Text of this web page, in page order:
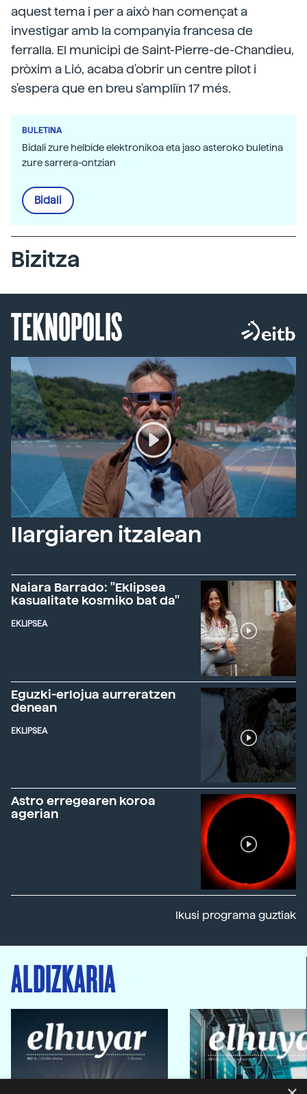
aquest tema i per a això han començat a
investigar amb la companyia francesa de
ferralla. El municipi de Saint-Pierre-de-Chandieu,
pròxim a Lió, acaba d'obrir un centre pilot i
s'espera que en breu s'ampliïn 17 més.
BULETINA
Bidali zure helbide elektronikoa eta jaso asteroko buletina
zure sarrera-ontzian
Bidali
Bizitza
TEKNOPOLIS
Ilargiaren itzalean
Naiara Barrado: "Eklipsea
kasualitate kosmiko bat da"
EKLIPSEA
Eguzki-erlojua aurreratzen
denean
EKLIPSEA
Astro erregearen koroa
agerian
Ikusi programa guztiak
ALDIZKARIA